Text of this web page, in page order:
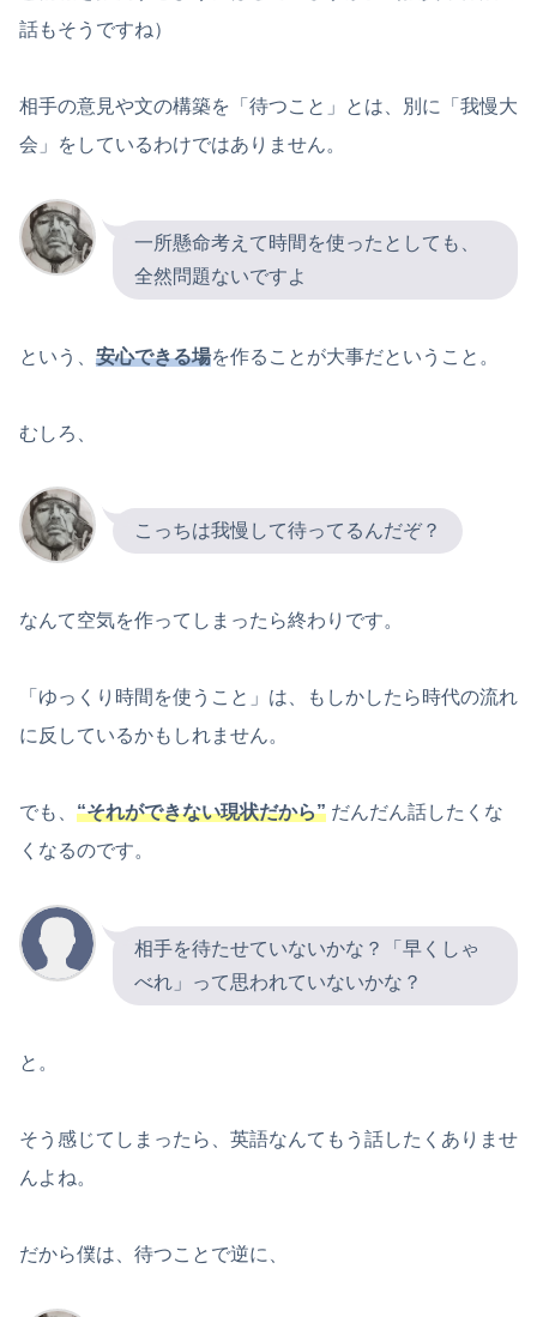
話もそうですね）
相手の意見や文の構築を「待つこと」とは、別に「我慢大
会」をしているわけではありません。
一所懸命考えて時間を使ったとしても、
全然問題ないですよ
という、 安心できる場を作ることが大事だということ。
むしろ、
こっちは我慢して待ってるんだぞ？
なんて空気を作ってしまったら終わりです。
「ゆっくり時間を使うこと」は、もしかしたら時代の流れ
に反しているかもしれません。
でも、 “それができない現状だから” だんだん話したくな
くなるのです。
相手を待たせていないかな？「早くしゃ
べれ」って思われていないかな？
と。
そう感じてしまったら、英語なんてもう話したくありませ
んよね。
だから僕は、待つことで逆に、